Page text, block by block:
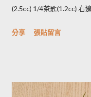
將馬鈴薯壓成泥，可以改
被附近的馬鈴薯泥吸收。
落擺放三個月。...
(2.5cc) 1/4茶匙(1.2cc) 右
用材料容量重量換算表
3.9g --------- --------- 可可
分享 張貼留言